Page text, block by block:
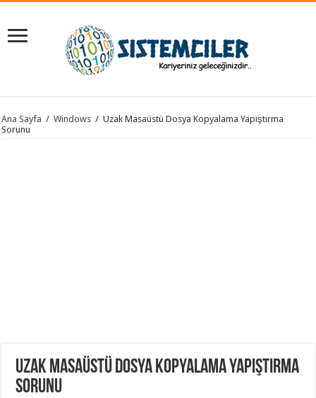
Ana Sayfa / Windows / Uzak Masaüstü Dosya Kopyalama Yapıştırma
Sorunu
Uzak Masaüstü Dosya Kopyalama Yapıştırma
Sorunu